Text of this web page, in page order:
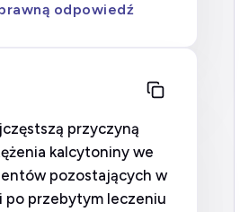
odpowiedź
przyczyną
kalcytoniny we
pozostających w
po przebytym leczeniu